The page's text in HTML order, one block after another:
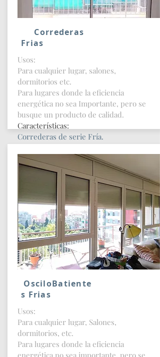
Correderas
Frias
Usos:
Para cualquier lugar, salones,
dormitorios etc.
Para lugares donde la eficiencia
energética no sea Importante, pero se
busque un producto de calidad.
Características:
Correderas de serie Fría.
Posibilidad de Sistema de seguridad
Posibilidad de vidrio de seguridad
Posibilidad de vidrio Acústico
Soporta un peso de hasta 300kg hoja
Mas Info
OsciloBatiente
s Frias
Usos:
Para cualquier lugar, Salones,
dormitorios, etc.
Para lugares donde la eficiencia
energética no sea importante, pero se